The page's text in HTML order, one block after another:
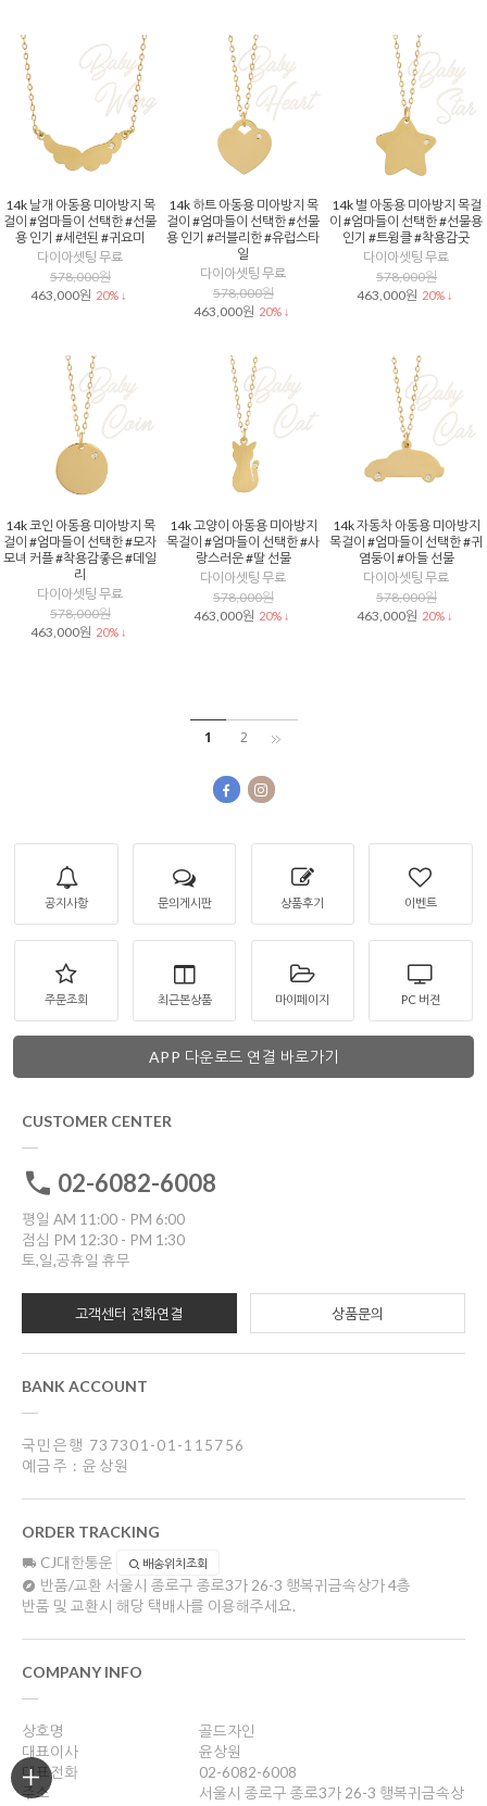
14k 날개 아동용 미아방지 목
걸이 #엄마들이 선택한 #선물
용 인기 #세련된 #귀요미
다이아셋팅 무료
578,000원
463,000원 20% ↓
14k 하트 아동용 미아방지 목
걸이 #엄마들이 선택한 #선물
용 인기 #러블리한 #유럽스타
일
다이아셋팅 무료
578,000원
463,000원 20% ↓
14k 별 아동용 미아방지 목걸
이 #엄마들이 선택한 #선물용
인기 #트윙클 #착용감굿
다이아셋팅 무료
578,000원
463,000원 20% ↓
14k 코인 아동용 미아방지 목
걸이 #엄마들이 선택한 #모자
모녀 커플 #착용감좋은 #데일
리
다이아셋팅 무료
578,000원
463,000원 20% ↓
14k 고양이 아동용 미아방지
목걸이 #엄마들이 선택한 #사
랑스러운 #딸 선물
다이아셋팅 무료
578,000원
463,000원 20% ↓
14k 자동차 아동용 미아방지
목걸이 #엄마들이 선택한 #귀
염둥이 #아들 선물
다이아셋팅 무료
578,000원
463,000원 20% ↓
1 2
공지사항 문의게시판 상품후기 이벤트
주문조회 최근본상품 마이페이지 PC 버젼
APP 다운로드 연결 바로가기
CUSTOMER CENTER
02-6082-6008
평일 AM 11:00 - PM 6:00
점심 PM 12:30 - PM 1:30
토,일,공휴일 휴무
고객센터 전화연결 상품문의
BANK ACCOUNT
국민은행 737301-01-115756
예금주 : 윤상원
ORDER TRACKING
CJ대한통운 배송위치조회
반품/교환 서울시 종로구 종로3가 26-3 행복귀금속상가 4층
반품 및 교환시 해당 택배사를 이용해주세요.
COMPANY INFO
상호명
골드자인
대표이사
윤상원
대표전화
02-6082-6008
주소
서울시 종로구 종로3가 26-3 행복귀금속상